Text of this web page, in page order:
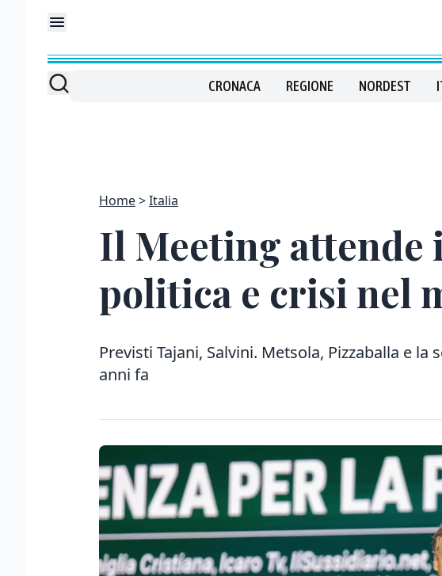
CRONACA REGIONE NORDEST
Home Italia
Il Meeting attende
politica e crisi nel
Previsti Tajani, Salvini. Metsola, Pizzaballa e la
anni fa